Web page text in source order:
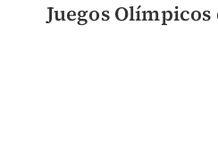
Juegos Olímpicos